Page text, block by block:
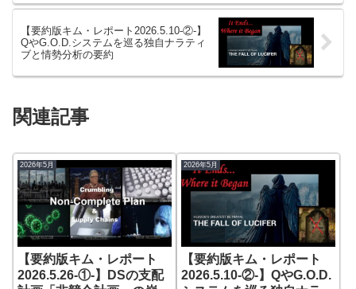
【要約版キム・レポート2026.5.10-②-】
QやG.O.D.システムを巡る独自ナラティ
ブと情勢分析の要約
関連記事
2026年5月
【要約版キム・レポート
2026.5.26-①-】DSの支配
2026年5月
【要約版キム・レポート
2026.5.10-②-】QやG.O.D.